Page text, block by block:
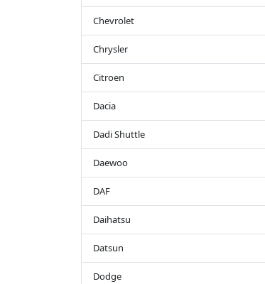
Chevrolet
Chrysler
Citroen
Dacia
Dadi Shuttle
Daewoo
DAF
Daihatsu
Datsun
Dodge